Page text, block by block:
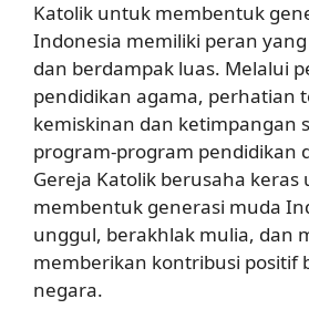
Katolik untuk membentuk
Indonesia memiliki peran
dan berdampak luas. Melalui
pendidikan agama, perhatian
kemiskinan dan ketimpangan
program-program pendidikan
Gereja Katolik berusaha keras
membentuk generasi muda
unggul, berakhlak mulia, dan
memberikan kontribusi positif
negara.